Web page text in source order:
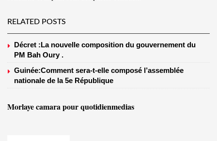
RELATED POSTS
Décret :La nouvelle composition du gouvernement du
PM Bah Oury .
Guinée:Comment sera-t-elle composé l’assemblée
nationale de la 5e République
Morlaye camara pour quotidienmedias